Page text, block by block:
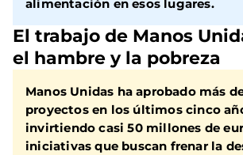
alimentación en esos lugares.
El trabajo de Manos
el hambre y la pobreza
Manos Unidas ha aprobado más
proyectos en los últimos cinco
invirtiendo casi 50 millones de
iniciativas que buscan frenar la